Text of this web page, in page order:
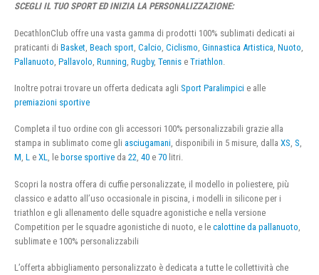
SCEGLI IL TUO SPORT ED INIZIA LA PERSONALIZZAZIONE:
DecathlonClub offre una vasta gamma di prodotti 100% sublimati dedicati ai
praticanti di Basket Beach sport Calcio Ciclismo Ginnastica Artistica Nuoto
Pallanuoto Pallavolo Running Rugby, Tennis e Triathlon
Inoltre potrai trovare un offerta dedicata agli Sport Paralimpici e alle
premiazioni sportive
Completa il tuo ordine con gli accessori 100% personalizzabili grazie alla
stampa in sublimato come gli asciugamani, disponibili in 5 misure, dalla XS, S,
M, L e XL, le borse sportive da 22, 40 e 70 litri.
Scopri la nostra offera di cuffie personalizzate, il modello in poliestere, più
classico e adatto all’uso occasionale in piscina, i modelli in silicone per i
triathlon e gli allenamento delle squadre agonistiche e nella versione
Competition per le squadre agonistiche di nuoto, e le calottine da pallanuoto
sublimate e 100% personalizzabili
L’offerta abbigliamento personalizzato è dedicata a tutte le collettività che